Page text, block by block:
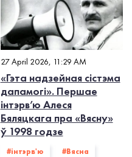
27 April 2026, 11:29 AM
«Гэта надзейная сістэма
дапамогі». Першае
інтэрв’ю Алеся
Бяляцкага пра «Вясну»
ў 1998 годзе
#інтэрв'ю #Вясна